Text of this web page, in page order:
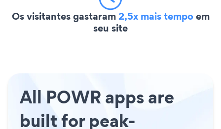
Os visitantes gastaram2,5x mais tempoem
seu site
All POWR apps are
built for peak-